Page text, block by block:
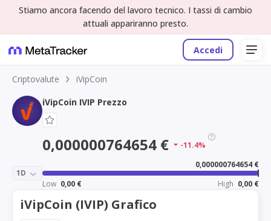
Stiamo ancora facendo del lavoro tecnico. I tassi di cambio
attuali appariranno presto.
Accedi
Criptovalute
iVipCoin
iVipCoin IVIP Prezzo
0,000000764654 € -11.4%
1D
0,000000764654 €
Low 0,00 € High 0,00 €
iVipCoin (IVIP) Grafico